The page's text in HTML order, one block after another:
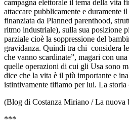
campagna elettorale il tema della vita
attaccare pubblicamente e duramente
finanziata da Planned parenthood,
ritmo industriale), sulla sua posizione
parziale cioè la soppressione del
gravidanza. Quindi tra chi considera
che vanno scardinate”, magari con
quelle operazioni di cui gli Usa sono
dice che la vita è il più importante e
istintivamente tifiamo per lui. La storia
(Blog di Costanza Miriano / La nuova
***